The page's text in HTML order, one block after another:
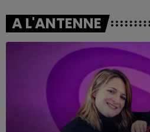
A L'ANTENNE